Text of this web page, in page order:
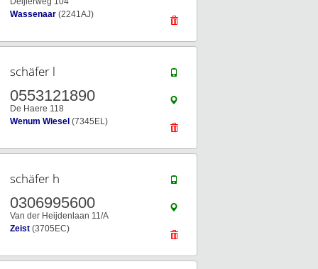
Wassenaar (2241AJ)
schäfer l
0553121890
De Haere 118
Wenum Wiesel (7345EL)
schäfer h
0306995600
Van der Heijdenlaan 11/A
Zeist (3705EC)